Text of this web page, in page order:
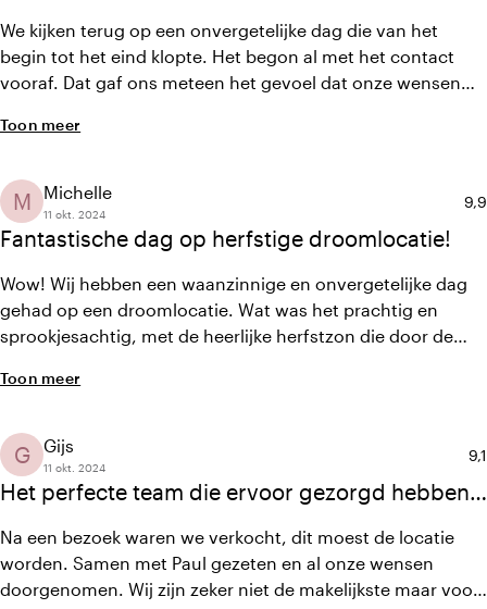
We kijken terug op een onvergetelijke dag die van het
begin tot het eind klopte. Het begon al met het contact
vooraf. Dat gaf ons meteen het gevoel dat onze wensen
en ook heel geschikt voor kleinere gezelschappen door de
achteraf veel complimenten van onze gasten. Kortom:
echt een aanrader!
Toon meer
Fantastische dag op herfstige droomlocatie!
M Michelle
11 okt. 2024
9,9
Wow! Wij hebben een waanzinnige en onvergetelijke dag
gehad op een droomlocatie. Wat was het prachtig en
sprookjesachtig, met de heerlijke herfstzon die door de
allemaal geregeld wordt door Paul en zijn geweldige team).
wordt in alles rekening gehouden. Het eten, de de hapjes
en zoetigheden; alles was geweldig
Toon meer
Het perfecte team die ervoor gezorgd hebben
G Gijs
11 okt. 2024
9,1
Na een bezoek waren we verkocht, dit moest de locatie
worden. Samen met Paul gezeten en al onze wensen
doorgenomen. Wij zijn zeker niet de makelijkste maar voor